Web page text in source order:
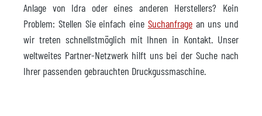
Anlage von Idra oder eines anderen Herstellers? Kein
Problem: Stellen Sie einfach eine Suchanfragean uns und
wir treten schnellstmöglich mit Ihnen in Kontakt. Unser
weltweites Partner-Netzwerk hilft uns bei der Suche nach
Ihrer passenden gebrauchten Druckgussmaschine.